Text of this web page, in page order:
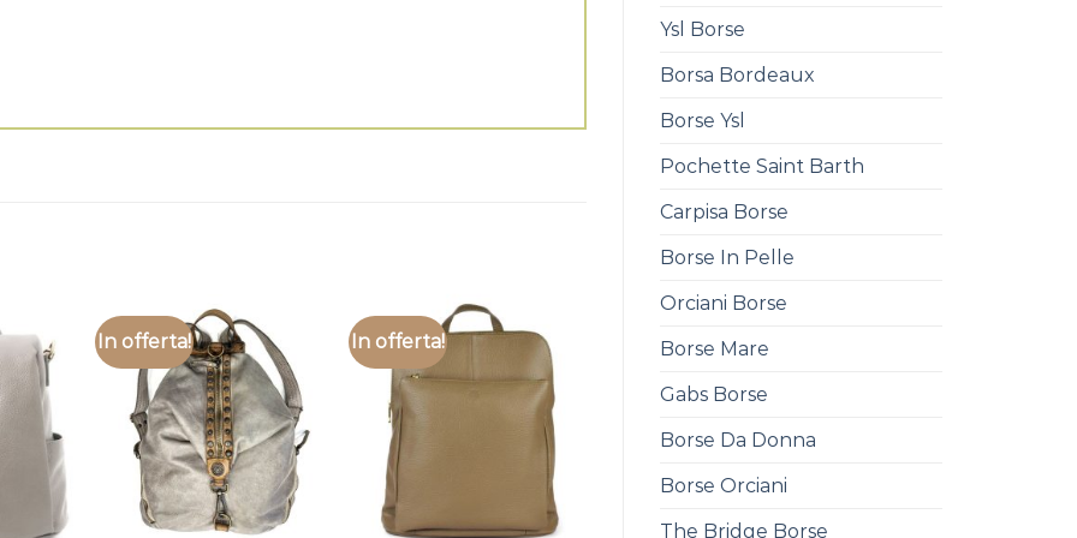
Ysl Borse
Borsa Bordeaux
Borse Ysl
Pochette Saint Barth
Carpisa Borse
Borse In Pelle
Orciani Borse
Borse Mare
Gabs Borse
Borse Da Donna
Borse Orciani
The Bridge Borse
In offerta! In offerta!